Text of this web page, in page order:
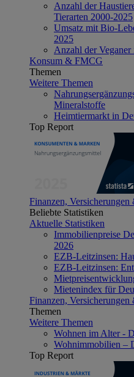
Anzahl der
Tierarten 2000-2025
Umsatz mit Bio-
2025
Anzahl der
Konsum & FMCG
Themen
Weitere Themen
Mineralstoffe
Heimtiermarkt in
Top Report
Finanzen,
Beliebte Statistiken
Aktuelle Statistiken
Immobilienpreise
2026
EZB-Leitzinsen:
EZB-Leitzinsen:
Mietenindex für
Finanzen,
Themen
Weitere Themen
Wohnen im Alter -
Wohnimmobilien –
Top Report